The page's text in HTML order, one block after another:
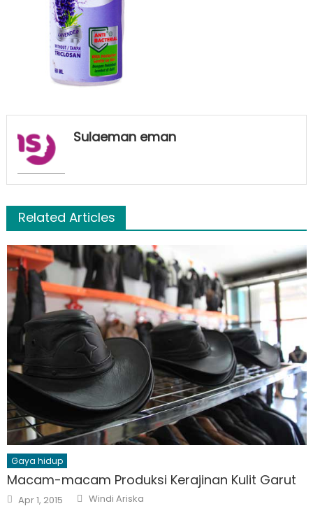
Sulaeman eman
Related Articles
Gaya hidup
Macam-macam Produksi Kerajinan Kulit Garut
Posted
on
Apr 1, 2015 Author
Windi Ariska